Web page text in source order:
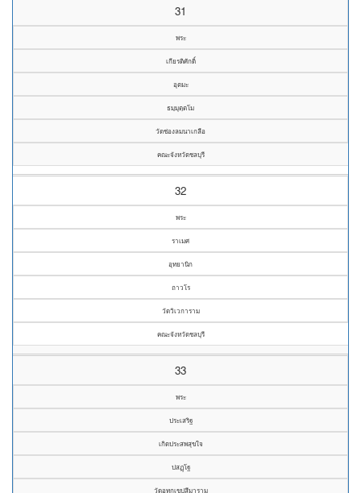
31
พระ
เกียรติศักดิ์
อุตมะ
ธมฺมุตฺตโม
วัดช่องลมนาเกลือ
คณะจังหวัดชลบุรี
32
พระ
ราเมศ
อุทยานิก
ถาวโร
วัดวิเวการาม
คณะจังหวัดชลบุรี
33
พระ
ประเสริฐ
เกิดประสพสุขใจ
ปสฏฺโฐ
วัดอุทกเขปสีมาราม